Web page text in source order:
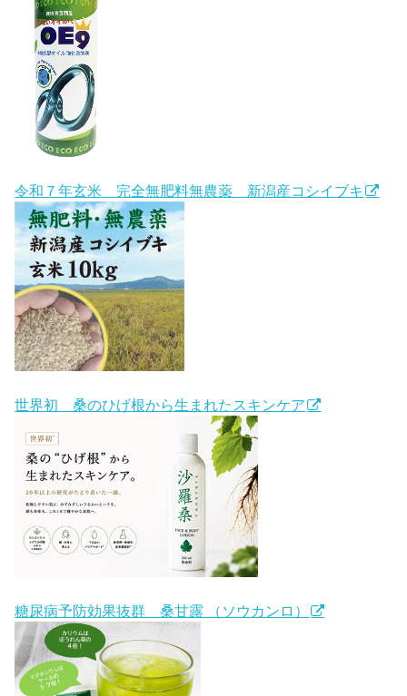
令和７年玄米 完全無肥料無農薬 新潟産コシイブキ
世界初 桑のひげ根から生まれたスキンケア
糖尿病予防効果抜群 桑甘露 （ソウカンロ）